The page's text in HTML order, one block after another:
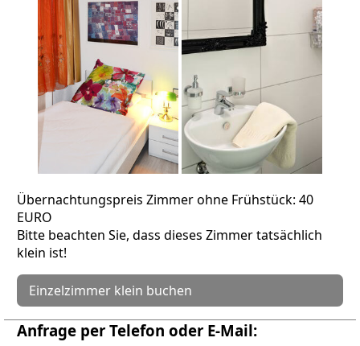
Übernachtungspreis Zimmer ohne Frühstück: 40
EURO
Bitte beachten Sie, dass dieses Zimmer tatsächlich
klein ist!
Einzelzimmer klein buchen
Anfrage per Telefon oder E-Mail: